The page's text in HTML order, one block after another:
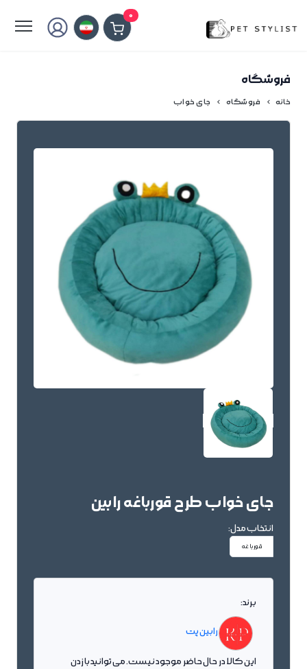
0
فروشگاه
خانه فروشگاه جای خواب
جای خواب طرح قورباغه رابین
انتخاب مدل:
قورباغه
برند:
رابین پت
این کالا در حال حاضر موجود نیست. می توانید با زدن